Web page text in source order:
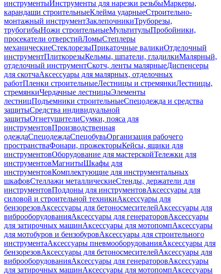
инструментыИнструменты для нарезки резьбыМаркеры,
карандаши строительныеКлейма ударныеСтроительно-
монтажный инструментЗаклепочникиТруборезы,
трубогибыНожи строительныеМультитулыПробойники,
просекатели отверстийЛомыСтеплеры
механическиеСтеклорезыПрикаточные валикиОтделочный
инструментПлиткорезыКельмы, шпатели, гладилкиМалярный,
отделочный инструментСкотч, ленты малярныеДиспенсеры
для скотчаАксессуары для малярных, отделочных
работПленки строительныеЛестницы и стремянкиЛестницы,
стремянкиЧердачные лестницыЭлементы
лестницПодъемники строительныеСпецодежда и средства
защитыСредства индивидуальной
защитыОгнетушителиСумки, пояса для
инструментовПроизводственная
одеждаСпецодеждаСпецобувьОрганизация рабочего
пространстваФонари, прожекторыКейсы, ящики для
инструментовОборудование для мастерскойТележки для
инструментовМагнитыШкафы для
инструментовКомплектующие для инструментальных
шкафовСтеллажи металлическиеСтенды, держатели для
инструментовПоддоны для инструментовАксессуары для
силовой и строительной техникиАксессуары для
бензорезовАксессуары для бетоносмесителейАксессуары для
виброоборудованияАксессуары для генераторовАксессуары
для затирочных машинАксессуары для мотопомпАксессуары
для мотобуров и бензобуровАксессуары для строительного
инструментаАксессуары пневмооборудованияАксессуары для
бензорезовАксессуары для бетоносмесителейАксессуары для
виброоборудованияАксессуары для генераторовАксессуары
для затирочных машинАксессуары для мотопомпАксессуары